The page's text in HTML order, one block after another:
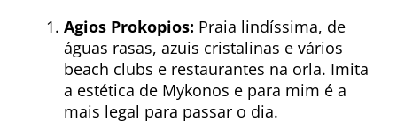
Agios Prokopios: Praia lindíssima, de
águas rasas, azuis cristalinas e vários
beach clubs e restaurantes na orla. Imita
a estética de Mykonos e para mim é a
mais legal para passar o dia.